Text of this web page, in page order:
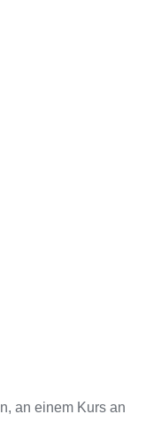
an einem Kurs an